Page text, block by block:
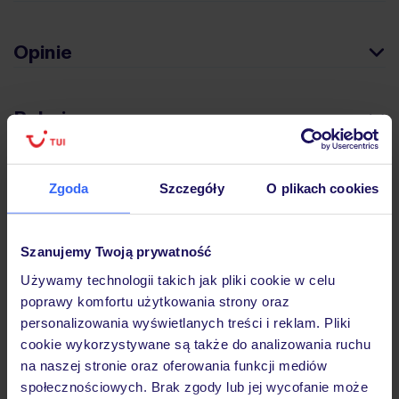
Zgoda Szczegóły O plikach cookies
Szanujemy Twoją prywatność
Używamy technologii takich jak pliki cookie w celu
poprawy komfortu użytkowania strony oraz
personalizowania wyświetlanych treści i reklam. Pliki
cookie wykorzystywane są także do analizowania ruchu
na naszej stronie oraz oferowania funkcji mediów
społecznościowych. Brak zgody lub jej wycofanie może
Opinie
Pokoje
Wyżywienie
Atrakcje
Ważne informacje
Często zadawane pytania